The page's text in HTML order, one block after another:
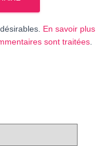
En savoir plus
sont traitées